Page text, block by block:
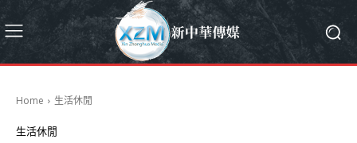
Home 生活休閒
生活休閒